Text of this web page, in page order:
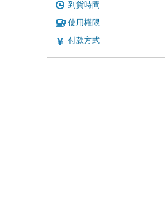
到貨時間
使用權限
付款方式